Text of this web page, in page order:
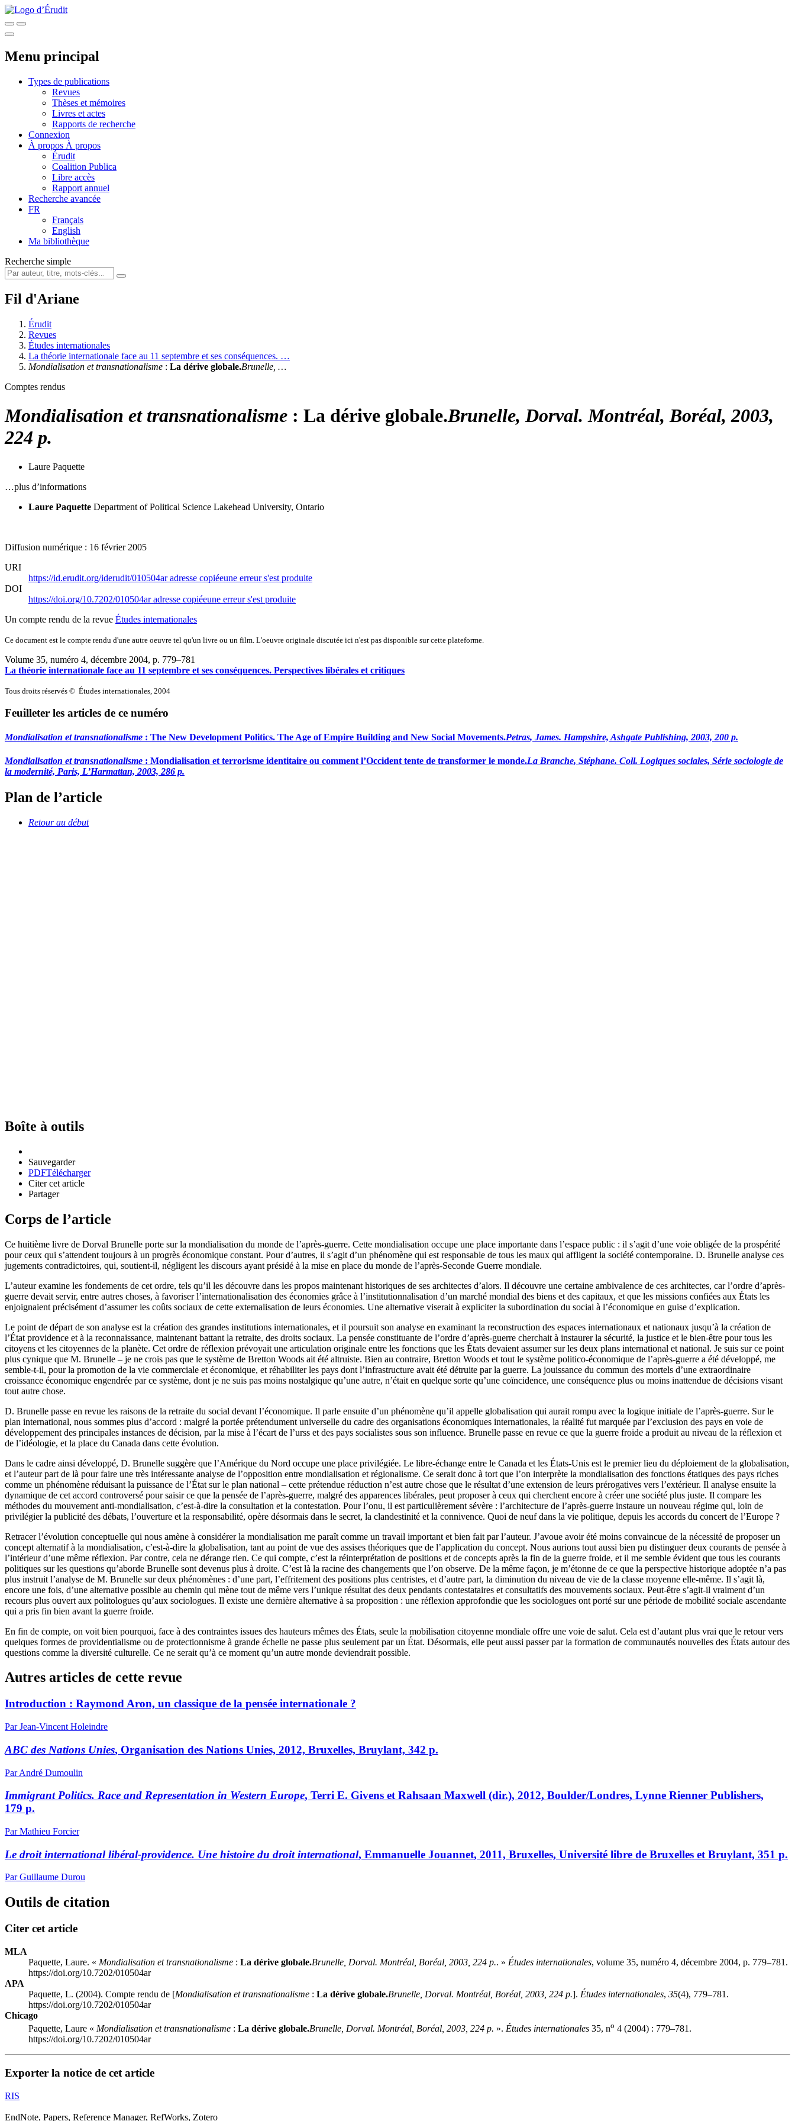
Menu principal
Types de publications
Revues
Thèses et mémoires
Livres et actes
Rapports de recherche
Connexion
À propos À propos
Érudit
Coalition Publica
Libre accès
Rapport annuel
Recherche avancée
FR
Français
English
Ma bibliothèque
Recherche simple
Fil d'Ariane
Érudit
Revues
Études internationales
La théorie internationale face au 11 septembre et ses conséquences. …
Mondialisation et transnationalisme : La dérive globale.Brunelle , …
Comptes rendus
Mondialisation et transnationalisme : La dérive globale.Brunelle, Dorval. Montréal, Boréal, 2003,
224 p.
Laure Paquette
…plus d’informations
Laure Paquette Department of Political Science Lakehead University, Ontario
Diffusion numérique : 16 février 2005
URI
https://id.erudit.org/iderudit/010504aradresse copiéeune erreur s'est produite
DOI
https://doi.org/10.7202/010504aradresse copiéeune erreur s'est produite
Un compte rendu de la revue Études internationales
Ce document est le compte rendu d'une autre oeuvre tel qu'un livre ou un film. L'oeuvre originale discutée ici n'est pas disponible sur cette plateforme.
Volume 35, numéro 4, décembre 2004, p. 779–781
La théorie internationale face au 11 septembre et ses conséquences. Perspectives libérales et critiques
Tous droits réservés © Études internationales, 2004
Feuilleter les articles de ce numéro
Mondialisation et transnationalisme : The New Development Politics. The Age of Empire Building and New Social Movements.Petras, James. Hampshire, Ashgate Publishing, 2003, 200 p.
Mondialisation et transnationalisme : Mondialisation et terrorisme identitaire ou comment l’Occident tente de transformer le monde.La Branche, Stéphane. Coll. Logiques sociales, Série sociologie de
la modernité, Paris, L’Harmattan, 2003, 286 p.
Plan de l’article
Retour au début
Boîte à outils
Sauvegarder
PDFTélécharger
Citer cet article
Partager
Corps de l’article
Ce huitième livre de Dorval Brunelle porte sur la mondialisation du monde de l’après-guerre. Cette mondialisation occupe une place importante dans l’espace public : il s’agit d’une voie obligée de la prospérité
pour ceux qui s’attendent toujours à un progrès économique constant. Pour d’autres, il s’agit d’un phénomène qui est responsable de tous les maux qui affligent la société contemporaine. D. Brunelle analyse ces
jugements contradictoires, qui, soutient-il, négligent les discours ayant présidé à la mise en place du monde de l’après-Seconde Guerre mondiale.
L’auteur examine les fondements de cet ordre, tels qu’il les découvre dans les propos maintenant historiques de ses architectes d’alors. Il découvre une certaine ambivalence de ces architectes, car l’ordre d’après-
guerre devait servir, entre autres choses, à favoriser l’internationalisation des économies grâce à l’institutionnalisation d’un marché mondial des biens et des capitaux, et que les missions confiées aux États les
enjoignaient précisément d’assumer les coûts sociaux de cette externalisation de leurs économies. Une alternative viserait à expliciter la subordination du social à l’économique en guise d’explication.
Le point de départ de son analyse est la création des grandes institutions internationales, et il poursuit son analyse en examinant la reconstruction des espaces internationaux et nationaux jusqu’à la création de
l’État providence et à la reconnaissance, maintenant battant la retraite, des droits sociaux. La pensée constituante de l’ordre d’après-guerre cherchait à instaurer la sécurité, la justice et le bien-être pour tous les
citoyens et les citoyennes de la planète. Cet ordre de réflexion prévoyait une articulation originale entre les fonctions que les États devaient assumer sur les deux plans international et national. Je suis sur ce point
plus cynique que M. Brunelle – je ne crois pas que le système de Bretton Woods ait été altruiste. Bien au contraire, Bretton Woods et tout le système politico-économique de l’après-guerre a été développé, me
semble-t-il, pour la promotion de la vie commerciale et économique, et réhabiliter les pays dont l’infrastructure avait été détruite par la guerre. La jouissance du commun des mortels d’une extraordinaire
croissance économique engendrée par ce système, dont je ne suis pas moins nostalgique qu’une autre, n’était en quelque sorte qu’une coïncidence, une conséquence plus ou moins inattendue de décisions visant
tout autre chose.
D. Brunelle passe en revue les raisons de la retraite du social devant l’économique. Il parle ensuite d’un phénomène qu’il appelle globalisation qui aurait rompu avec la logique initiale de l’après-guerre. Sur le
plan international, nous sommes plus d’accord : malgré la portée prétendument universelle du cadre des organisations économiques internationales, la réalité fut marquée par l’exclusion des pays en voie de
développement des principales instances de décision, par la mise à l’écart de l’urss et des pays socialistes sous son influence. Brunelle passe en revue ce que la guerre froide a produit au niveau de la réflexion et
de l’idéologie, et la place du Canada dans cette évolution.
Dans le cadre ainsi développé, D. Brunelle suggère que l’Amérique du Nord occupe une place privilégiée. Le libre-échange entre le Canada et les États-Unis est le premier lieu du déploiement de la globalisation,
et l’auteur part de là pour faire une très intéressante analyse de l’opposition entre mondialisation et régionalisme. Ce serait donc à tort que l’on interprète la mondialisation des fonctions étatiques des pays riches
comme un phénomène réduisant la puissance de l’État sur le plan national – cette prétendue réduction n’est autre chose que le résultat d’une extension de leurs prérogatives vers l’extérieur. Il analyse ensuite la
dynamique de cet accord controversé pour saisir ce que la pensée de l’après-guerre, malgré des apparences libérales, peut proposer à ceux qui cherchent encore à créer une société plus juste. Il compare les
méthodes du mouvement anti-mondialisation, c’est-à-dire la consultation et la contestation. Pour l’onu, il est particulièrement sévère : l’architecture de l’après-guerre instaure un nouveau régime qui, loin de
privilégier la publicité des débats, l’ouverture et la responsabilité, opère désormais dans le secret, la clandestinité et la connivence. Quoi de neuf dans la vie politique, depuis les accords du concert de l’Europe ?
Retracer l’évolution conceptuelle qui nous amène à considérer la mondialisation me paraît comme un travail important et bien fait par l’auteur. J’avoue avoir été moins convaincue de la nécessité de proposer un
concept alternatif à la mondialisation, c’est-à-dire la globalisation, tant au point de vue des assises théoriques que de l’application du concept. Nous aurions tout aussi bien pu distinguer deux courants de pensée à
l’intérieur d’une même réflexion. Par contre, cela ne dérange rien. Ce qui compte, c’est la réinterprétation de positions et de concepts après la fin de la guerre froide, et il me semble évident que tous les courants
politiques sur les questions qu’aborde Brunelle sont devenus plus à droite. C’est là la racine des changements que l’on observe. De la même façon, je m’étonne de ce que la perspective historique adoptée n’a pas
plus instruit l’analyse de M. Brunelle sur deux phénomènes : d’une part, l’effritement des positions plus centristes, et d’autre part, la diminution du niveau de vie de la classe moyenne elle-même. Il s’agit là,
encore une fois, d’une alternative possible au chemin qui mène tout de même vers l’unique résultat des deux pendants contestataires et consultatifs des mouvements sociaux. Peut-être s’agit-il vraiment d’un
recours plus ouvert aux politologues qu’aux sociologues. Il existe une dernière alternative à sa proposition : une réflexion approfondie que les sociologues ont porté sur une période de mobilité sociale ascendante
qui a pris fin bien avant la guerre froide.
En fin de compte, on voit bien pourquoi, face à des contraintes issues des hauteurs mêmes des États, seule la mobilisation citoyenne mondiale offre une voie de salut. Cela est d’autant plus vrai que le retour vers
quelques formes de providentialisme ou de protectionnisme à grande échelle ne passe plus seulement par un État. Désormais, elle peut aussi passer par la formation de communautés nouvelles des États autour des
questions comme la diversité culturelle. Ce ne serait qu’à ce moment qu’un autre monde deviendrait possible.
Autres articles de cette revue
Introduction : Raymond Aron, un classique de la pensée internationale ?
Par Jean-Vincent Holeindre
ABC des Nations Unies, Organisation des Nations Unies, 2012, Bruxelles, Bruylant, 342 p.
Par André Dumoulin
Immigrant Politics. Race and Representation in Western Europe, Terri E. Givens et Rahsaan Maxwell (dir.), 2012, Boulder/Londres, Lynne Rienner Publishers,
179 p.
Par Mathieu Forcier
Le droit international libéral-providence. Une histoire du droit international, Emmanuelle Jouannet, 2011, Bruxelles, Université libre de Bruxelles et Bruylant, 351 p.
Par Guillaume Durou
Outils de citation
Citer cet article
MLA
Paquette, Laure. « Mondialisation et transnationalisme : La dérive globale.Brunelle , Dorval. Montréal, Boréal, 2003, 224 p.. » Études internationales, volume 35, numéro 4, décembre 2004, p. 779–781.
https://doi.org/10.7202/010504ar
APA
Paquette, L. (2004). Compte rendu de [Mondialisation et transnationalisme : La dérive globale.Brunelle , Dorval. Montréal, Boréal, 2003, 224 p.]. Études internationales, 35(4), 779–781.
https://doi.org/10.7202/010504ar
Chicago
Paquette, Laure « Mondialisation et transnationalisme : La dérive globale.Brunelle , Dorval. Montréal, Boréal, 2003, 224 p. ». Études internationales 35, no 4 (2004) : 779–781.
https://doi.org/10.7202/010504ar
Exporter la notice de cet article
RIS
EndNote, Papers, Reference Manager, RefWorks, Zotero